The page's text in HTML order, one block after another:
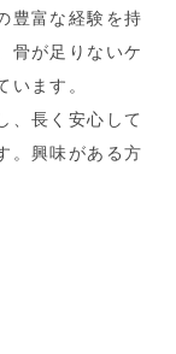
豊富な経験を持
骨が足りないケ
います。
、長く安心して
。興味がある方